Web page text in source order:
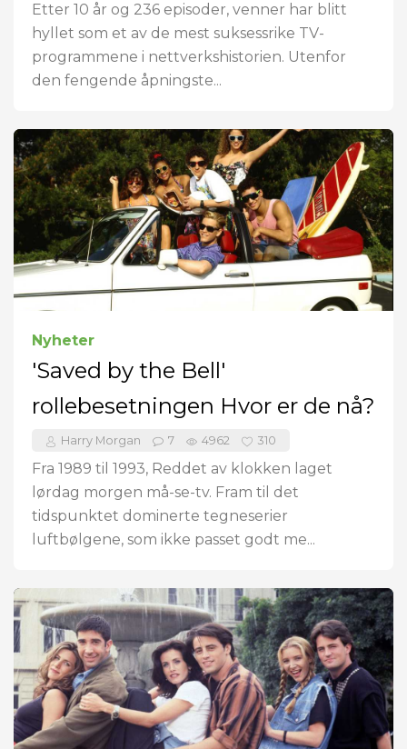
Etter 10 år og 236 episoder, venner har blitt
hyllet som et av de mest suksessrike TV-
programmene i nettverkshistorien. Utenfor
den fengende åpningste...
Nyheter
'Saved by the Bell'
rollebesetningen Hvor er de nå?
Harry Morgan 7 4962 310
Fra 1989 til 1993, Reddet av klokken laget
lørdag morgen må-se-tv. Fram til det
tidspunktet dominerte tegneserier
luftbølgene, som ikke passet godt me...